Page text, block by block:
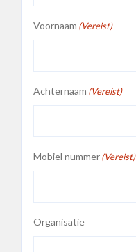
Voornaam (Vereist)
Achternaam (Vereist)
Mobiel nummer(Vereist)
Organisatie